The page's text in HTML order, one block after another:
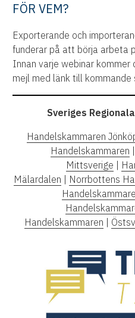
FÖR VEM?
Exporterande och
funderar på att börja arbeta
Innan varje webinar
mejl med länk till kommande
Sveriges
Handelskammaren
Handelskammaren
Mittsverige
Mälardalen
Norrbottens
Handelskammare
Handelskammaren